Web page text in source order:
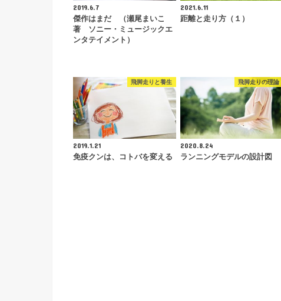
2019.6.7
傑作はまだ （瀬尾まいこ
著 ソニー・ミュージックエ
ンタテイメント）
2021.6.11
距離と走り方（１）
飛脚走りと養生
2019.1.21
免疫クンは、コトバを変える
飛脚走りの理論
2020.8.24
ランニングモデルの設計図